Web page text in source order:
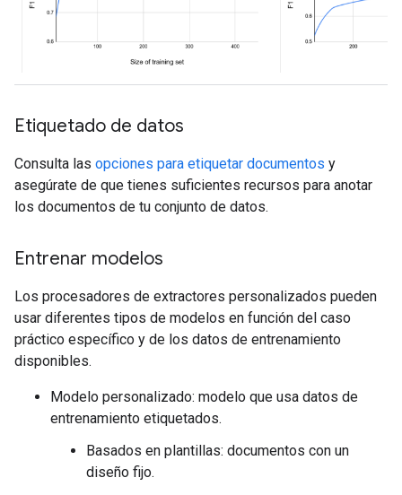
Etiquetado de datos
Consulta las opciones para etiquetar documentos y
asegúrate de que tienes suficientes recursos para anotar
los documentos de tu conjunto de datos.
Entrenar modelos
Los procesadores de extractores personalizados pueden
usar diferentes tipos de modelos en función del caso
práctico específico y de los datos de entrenamiento
disponibles.
Modelo personalizado: modelo que usa datos de
entrenamiento etiquetados.
Basados en plantillas: documentos con un
diseño fijo.